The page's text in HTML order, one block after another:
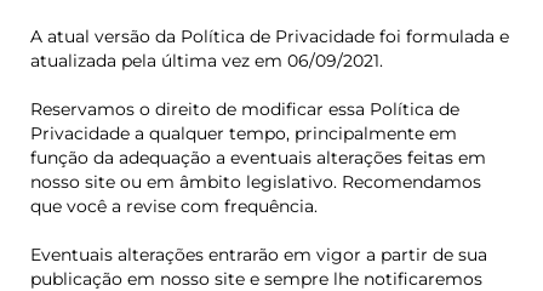
A atual versão da Política de Privacidade foi formulada e
atualizada pela última vez em 06/09/2021.
Reservamos o direito de modificar essa Política de
Privacidade a qualquer tempo, principalmente em
função da adequação a eventuais alterações feitas em
nosso site ou em âmbito legislativo. Recomendamos
que você a revise com frequência.
Eventuais alterações entrarão em vigor a partir de sua
publicação em nosso site e sempre lhe notificaremos